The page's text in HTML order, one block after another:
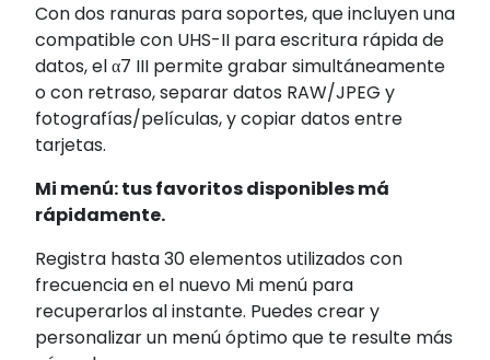
Con dos ranuras para soportes, que incluyen una
compatible con UHS-II para escritura rápida de
datos, el α7 III permite grabar simultáneamente
o con retraso, separar datos RAW/JPEG y
fotografías/películas, y copiar datos entre
tarjetas.
Mi menú: tus favoritos disponibles má
rápidamente.
Registra hasta 30 elementos utilizados con
frecuencia en el nuevo Mi menú para
recuperarlos al instante. Puedes crear y
personalizar un menú óptimo que te resulte más